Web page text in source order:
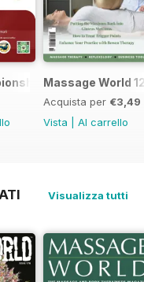
in Massage,
Massage World
Acquista per €3,49
Vista
Al carrello
Visualizza tutti